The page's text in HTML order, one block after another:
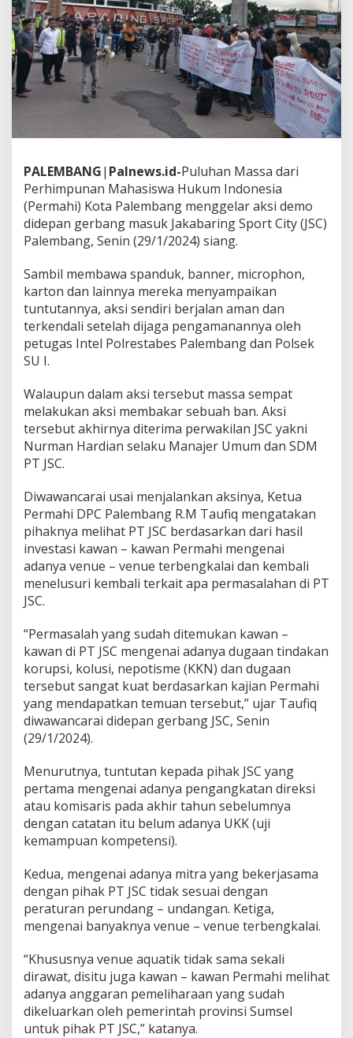
h
i
K
o
t
P
a
a
n
g
e
m
P
T
S
C
PALEMBANG| Palnews.id-Puluhan Massa dari
Perhimpunan Mahasiswa Hukum Indonesia
(Permahi) Kota Palembang menggelar aksi demo
didepan gerbang masuk Jakabaring Sport City (JSC)
Palembang, Senin (29/1/2024) siang.
Sambil membawa spanduk, banner, microphon,
karton dan lainnya mereka menyampaikan
tuntutannya, aksi sendiri berjalan aman dan
terkendali setelah dijaga pengamanannya oleh
petugas Intel Polrestabes Palembang dan Polsek
SU I.
Walaupun dalam aksi tersebut massa sempat
melakukan aksi membakar sebuah ban. Aksi
tersebut akhirnya diterima perwakilan JSC yakni
Nurman Hardian selaku Manajer Umum dan SDM
PT JSC.
Diwawancarai usai menjalankan aksinya, Ketua
Permahi DPC Palembang R.M Taufiq mengatakan
pihaknya melihat PT JSC berdasarkan dari hasil
investasi kawan – kawan Permahi mengenai
adanya venue – venue terbengkalai dan kembali
menelusuri kembali terkait apa permasalahan di PT
JSC.
“Permasalah yang sudah ditemukan kawan –
kawan di PT JSC mengenai adanya dugaan tindakan
korupsi, kolusi, nepotisme (KKN) dan dugaan
tersebut sangat kuat berdasarkan kajian Permahi
yang mendapatkan temuan tersebut,” ujar Taufiq
diwawancarai didepan gerbang JSC, Senin
(29/1/2024).
Menurutnya, tuntutan kepada pihak JSC yang
pertama mengenai adanya pengangkatan direksi
atau komisaris pada akhir tahun sebelumnya
dengan catatan itu belum adanya UKK (uji
kemampuan kompetensi).
Kedua, mengenai adanya mitra yang bekerjasama
dengan pihak PT JSC tidak sesuai dengan
peraturan perundang – undangan. Ketiga,
mengenai banyaknya venue – venue terbengkalai.
“Khususnya venue aquatik tidak sama sekali
dirawat, disitu juga kawan – kawan Permahi melihat
adanya anggaran pemeliharaan yang sudah
dikeluarkan oleh pemerintah provinsi Sumsel
untuk pihak PT JSC,” katanya.